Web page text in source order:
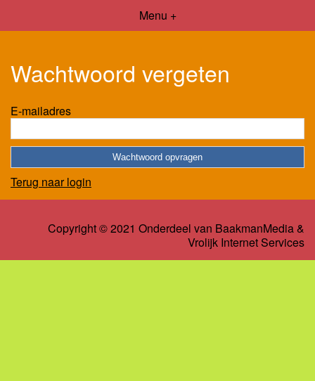
Menu +
Wachtwoord vergeten
E-mailadres
Terug naar login
Copyright © 2021 Onderdeel van BaakmanMedia&
Vrolijk Internet Services